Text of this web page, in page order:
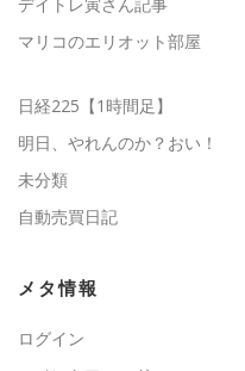
デイトレ寅さん記事
マリコのエリオット部屋
日経225【1時間足】
明日、やれんのか？おい！
未分類
自動売買日記
メタ情報
ログイン